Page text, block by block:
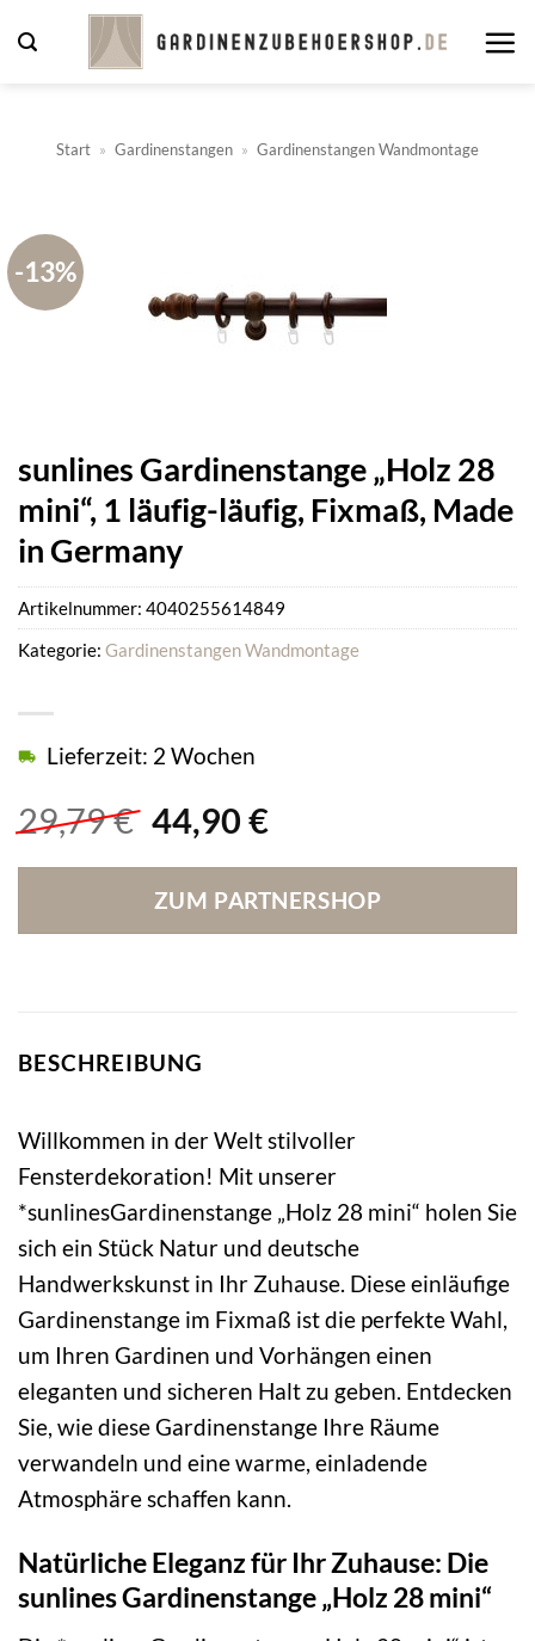
Inhalt
Start » Gardinenstangen » Gardinenstangen Wandmontage
-13%
sunlines Gardinenstange „Holz 28
mini“, 1 läufig-läufig, Fixmaß, Made
in Germany
29,79€ Ursprünglicher
war:
29,79 €
44,90 €Aktueller
ist:
44,90 €.
Lieferzeit: 2 Wochen
ZUM PARTNERSHOP
Artikelnummer: 4040255614849
Kategorie: Gardinenstangen Wandmontage
BESCHREIBUNG
Willkommen in der Welt stilvoller
Fensterdekoration! Mit unserer
*sunlinesGardinenstange „Holz 28 mini“ holen Sie
sich ein Stück Natur und deutsche
Handwerkskunst in Ihr Zuhause. Diese einläufige
Gardinenstange im Fixmaß ist die perfekte Wahl,
um Ihren Gardinen und Vorhängen einen
eleganten und sicheren Halt zu geben. Entdecken
Sie, wie diese Gardinenstange Ihre Räume
verwandeln und eine warme, einladende
Atmosphäre schaffen kann.
Natürliche Eleganz für Ihr Zuhause: Die
sunlines Gardinenstange „Holz 28 mini“